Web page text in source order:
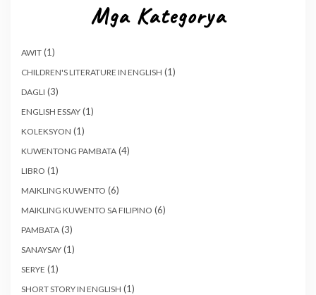
Mga Kategorya
AWIT (1)
CHILDREN'S LITERATURE IN ENGLISH (1)
DAGLI (3)
ENGLISH ESSAY (1)
KOLEKSYON (1)
KUWENTONG PAMBATA (4)
LIBRO (1)
MAIKLING KUWENTO (6)
MAIKLING KUWENTO SA FILIPINO (6)
PAMBATA (3)
SANAYSAY (1)
SERYE (1)
SHORT STORY IN ENGLISH (1)